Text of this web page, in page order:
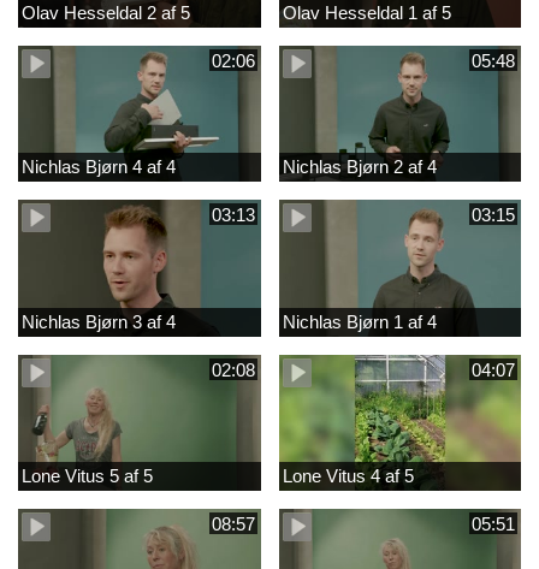
Olav Hesseldal 2 af 5 Olav Hesseldal 1 af 5
02:06
Nichlas Bjørn 4 af 4
05:48
Nichlas Bjørn 2 af 4
03:13
Nichlas Bjørn 3 af 4
03:15
Nichlas Bjørn 1 af 4
02:08
Lone Vitus 5 af 5
04:07
Lone Vitus 4 af 5
08:57 05:51